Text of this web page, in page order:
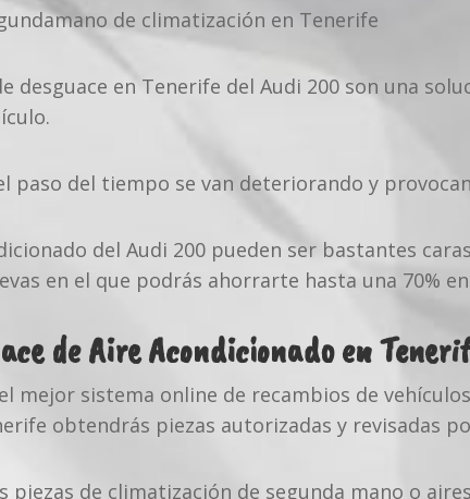
de climatización en Tenerife
desguace en Tenerife del Audi 200 son una
paso del tiempo se van deteriorando y
del Audi 200 pueden ser bastantes
en el que podrás ahorrarte hasta una 70%
de Aire Acondicionado en
mejor sistema online de recambios de
obtendrás piezas autorizadas y revisadas
de climatización de segunda mano o